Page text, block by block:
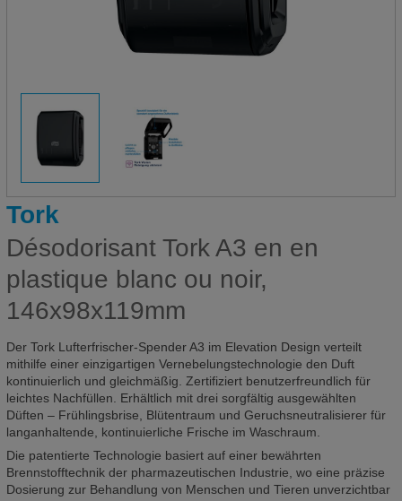
Tork
Désodorisant Tork A3 en en
plastique blanc ou noir,
146x98x119mm
Der Tork Lufterfrischer-Spender A3 im Elevation Design verteilt
mithilfe einer einzigartigen Vernebelungstechnologie den Duft
kontinuierlich und gleichmäßig. Zertifiziert benutzerfreundlich für
leichtes Nachfüllen. Erhältlich mit drei sorgfältig ausgewählten
Düften – Frühlingsbrise, Blütentraum und Geruchsneutralisierer für
langanhaltende, kontinuierliche Frische im Waschraum.
Die patentierte Technologie basiert auf einer bewährten
Brennstofftechnik der pharmazeutischen Industrie, wo eine präzise
Dosierung zur Behandlung von Menschen und Tieren unverzichtbar